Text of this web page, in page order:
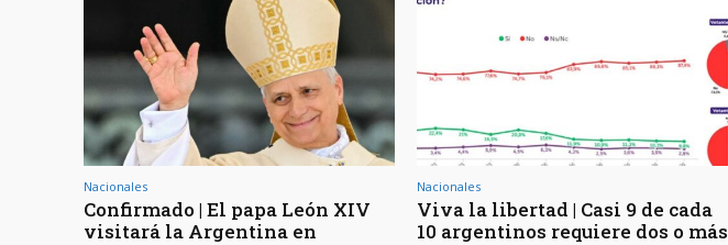
Nacionales
Confirmado | El papa León XIV
visitará la Argentina en
Nacionales
Viva la libertad | Casi 9 de cada
10 argentinos requiere dos o más